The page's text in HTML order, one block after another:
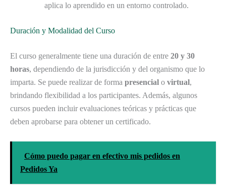
aplica lo aprendido en un entorno controlado.
Duración y Modalidad del Curso
El curso generalmente tiene una duración de entre 20 y 30
horas, dependiendo de la jurisdicción y del organismo que lo
imparta. Se puede realizar de forma presencial o virtual,
brindando flexibilidad a los participantes. Además, algunos
cursos pueden incluir evaluaciones teóricas y prácticas que
deben aprobarse para obtener un certificado.
Cómo puedo pagar en efectivo mis pedidos en
Pedidos Ya